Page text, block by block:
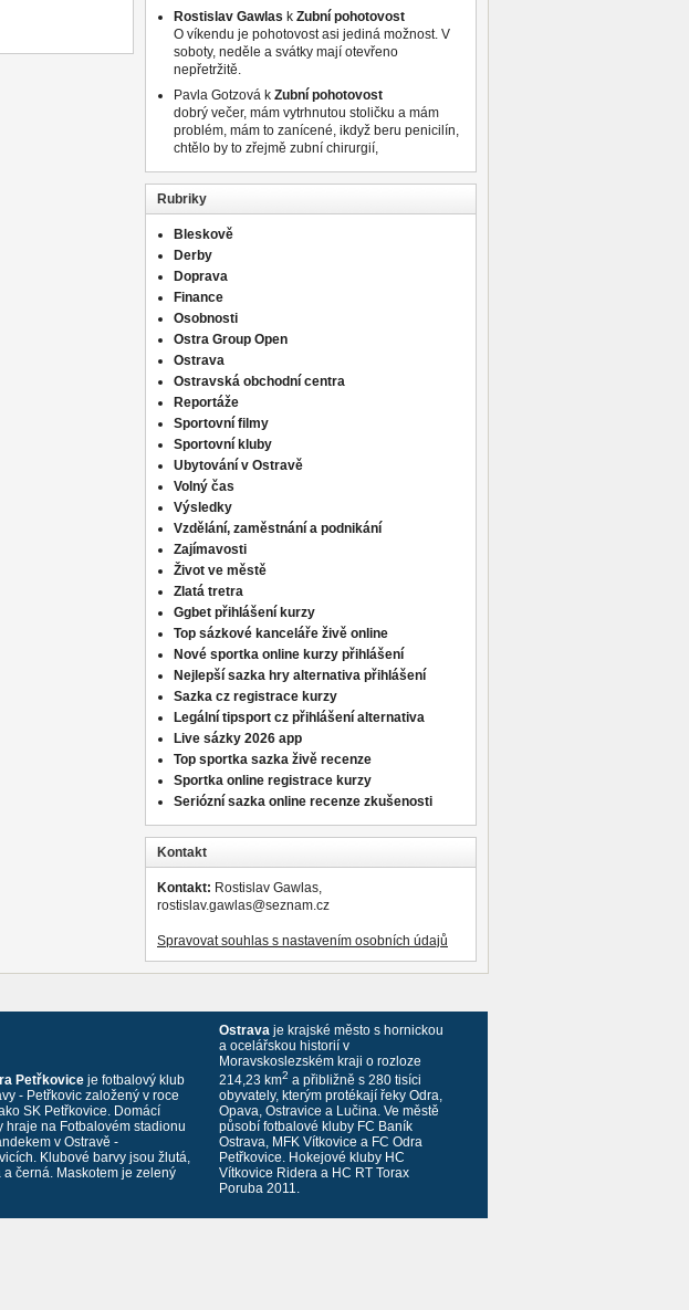
Rostislav Gawlas k Zubní pohotovost
O víkendu je pohotovost asi jediná možnost. V
soboty, neděle a svátky mají otevřeno
nepřetržitě.
Pavla Gotzová k Zubní pohotovost
dobrý večer, mám vytrhnutou stoličku a mám
problém, mám to zanícené, ikdyž beru penicilín,
chtělo by to zřejmě zubní chirurgií,
Rubriky
Bleskově
Derby
Doprava
Finance
Osobnosti
Ostra Group Open
Ostrava
Ostravská obchodní centra
Reportáže
Sportovní filmy
Sportovní kluby
Ubytování v Ostravě
Volný čas
Výsledky
Vzdělání, zaměstnání a podnikání
Zajímavosti
Život ve městě
Zlatá tretra
Ggbet přihlášení kurzy
Top sázkové kanceláře živě online
Nové sportka online kurzy přihlášení
Nejlepší sazka hry alternativa přihlášení
Sazka cz registrace kurzy
Legální tipsport cz přihlášení alternativa
Live sázky 2026 app
Top sportka sazka živě recenze
Sportka online registrace kurzy
Seriózní sazka online recenze zkušenosti
Kontakt
Kontakt: Rostislav Gawlas,
rostislav.gawlas@seznam.cz
Spravovat souhlas s nastavením osobních údajů
Petřkoviceje fotbalový klub
- Petřkovic založený v roce
SK Petřkovice. Domácí
hraje na Fotbalovém stadionu
v Ostravě -
Klubové barvy jsou žlutá,
a černá. Maskotem je zelený
Ostravaje krajské město s hornickou
a ocelářskou historií v
Moravskoslezském kraji o rozloze
214,23 km2 a přibližně s 280 tisíci
obyvately, kterým protékají řeky Odra,
Opava, Ostravice a Lučina. Ve městě
působí fotbalové kluby FC Baník
Ostrava, MFK Vítkovice a FC Odra
Petřkovice. Hokejové kluby HC
Vítkovice Ridera a HC RT Torax
Poruba 2011.